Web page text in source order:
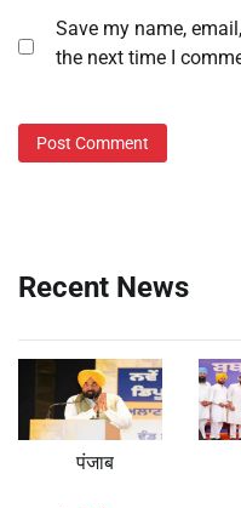
Save my name,
the next time I
Recent News
पंजाब